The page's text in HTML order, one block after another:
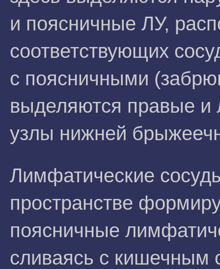
и поясничные ЛУ,
соответствующих
с поясничными
выделяются правые и
узлы нижней
Лимфатические
пространстве
поясничные
сливаясь с кишечным